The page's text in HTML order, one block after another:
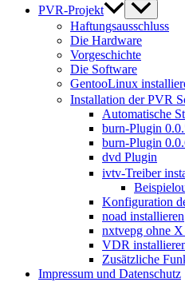
PVR-Projekt
Haftungsausschluss
Die Hardware
Vorgeschichte
Die Software
GentooLinux
Installation der PVR
Automatische
burn-Plugin
burn-Plugin
dvd Plugin
ivtv-Treiber
Konfiguration
noad installieren
nxtvepg ohne
VDR
Zusätzliche
Impressum und Datenschutz